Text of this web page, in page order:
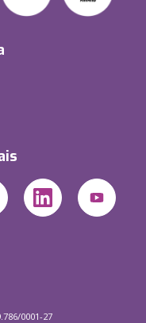
0001-27